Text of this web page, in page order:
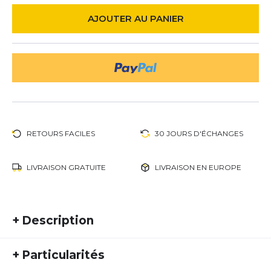
AJOUTER AU PANIER
RETOURS FACILES 30 JOURS D'ÉCHANGES
LIVRAISON GRATUITE LIVRAISON EN EUROPE
+ Description
+ Particularités